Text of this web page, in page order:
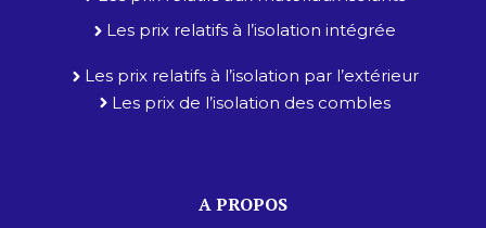
Les prix relatifs à l’isolation intégrée
Les prix relatifs à l’isolation par l’extérieur
Les prix de l’isolation des combles
A PROPOS